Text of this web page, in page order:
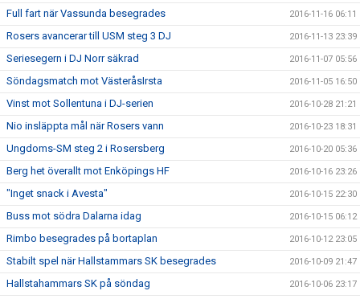
Full fart när Vassunda besegrades 2016-11-16 06:11
Rosers avancerar till USM steg 3 DJ 2016-11-13 23:39
Seriesegern i DJ Norr säkrad 2016-11-07 05:56
Söndagsmatch mot VästeråsIrsta 2016-11-05 16:50
Vinst mot Sollentuna i DJ-serien 2016-10-28 21:21
Nio insläppta mål när Rosers vann 2016-10-23 18:31
Ungdoms-SM steg 2 i Rosersberg 2016-10-20 05:36
Berg het överallt mot Enköpings HF 2016-10-16 23:26
"Inget snack i Avesta" 2016-10-15 22:30
Buss mot södra Dalarna idag 2016-10-15 06:12
Rimbo besegrades på bortaplan 2016-10-12 23:05
Stabilt spel när Hallstammars SK besegrades 2016-10-09 21:47
Hallstahammars SK på söndag 2016-10-06 23:17